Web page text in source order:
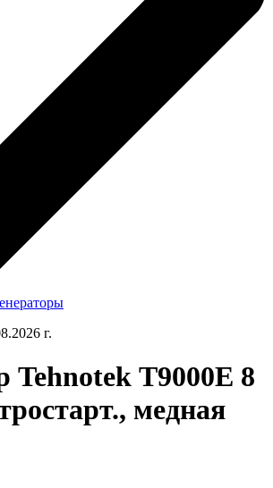
г.
Tehnotek Т9000Е 8
медная